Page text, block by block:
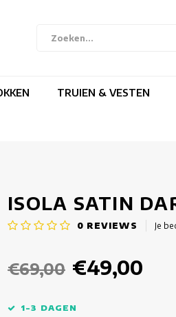
TRUIEN & VESTEN
ISOLA SATIN
0 REVIEWS Je
€69,00 €49,00
1-3 DAGEN